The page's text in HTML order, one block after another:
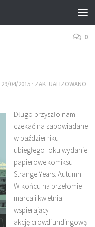
0
29/04/2015 · ZAKTUALIZOWANO
Długo przyszło nam
czekać na zapowiadane
w październiku
ubiegłego roku wydanie
papierowe komiksu
Strange Years. Autumn.
W końcu na przełomie
marca i kwietnia
wspierający
akcję crowdfundingową